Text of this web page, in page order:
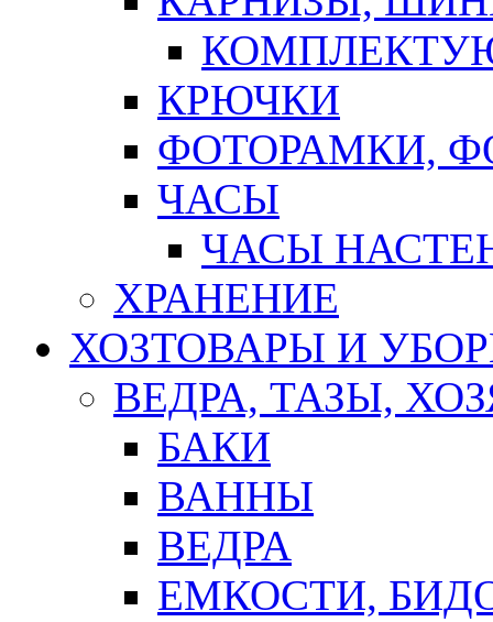
КРЮЧКИ
ФОТОРАМКИ,
ЧАСЫ
ЧАСЫ
ХРАНЕНИЕ
ХОЗТОВАРЫ И
ВЕДРА, ТАЗЫ,
БАКИ
ВАННЫ
ВЕДРА
ЕМКОСТИ,